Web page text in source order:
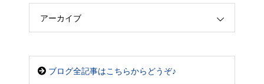
アーカイブ
ブログ全記事はこちらからどうぞ♪